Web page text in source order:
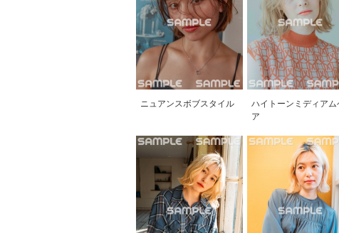
ニュアンスボブスタイル
ハイトーンミディアム
ア